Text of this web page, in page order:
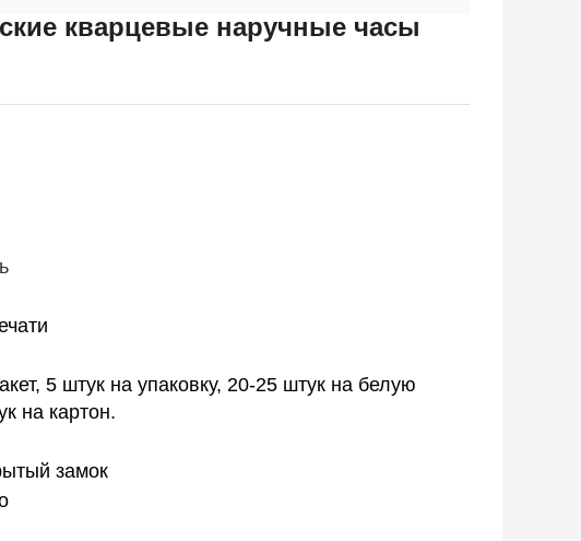
кварцевые наручные часы
5 штук на упаковку, 20-25 штук на белую
на картон.
замок